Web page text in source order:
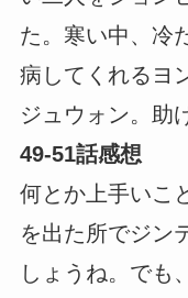
た。寒い中、冷
病してくれるヨ
ジュウォン。助
49-51話感想
何とか上手いこ
を出た所でジン
しょうね。でも